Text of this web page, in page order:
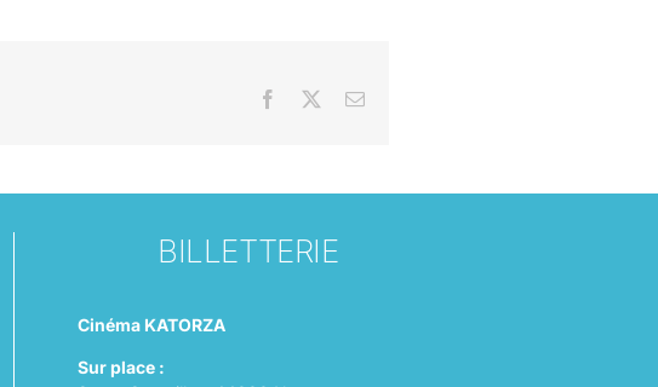
Facebook Email
BILLETTERIE
Cinéma KATORZA
Sur place :